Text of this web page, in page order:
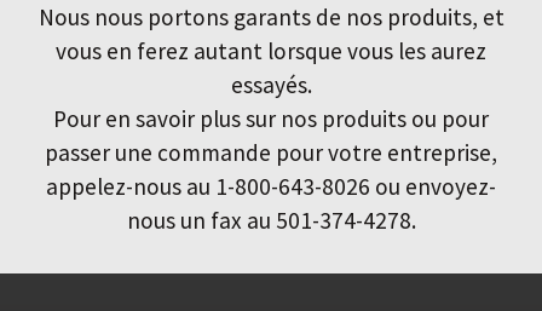
Nous nous portons garants de nos produits, et
vous en ferez autant lorsque vous les aurez
essayés.
Pour en savoir plus sur nos produits ou pour
passer une commande pour votre entreprise,
appelez-nous au 1-800-643-8026 ou envoyez-
nous un fax au 501-374-4278.